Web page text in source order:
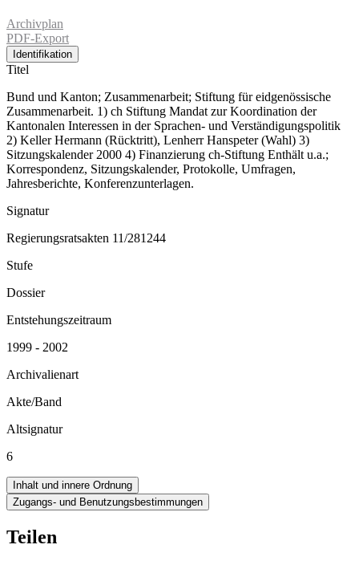
Archivplan
PDF-Export
Identifikation
Titel
Bund und Kanton; Zusammenarbeit; Stiftung für eidgenössische
Zusammenarbeit. 1) ch Stiftung Mandat zur Koordination der
Kantonalen Interessen in der Sprachen- und Verständigungspolitik
2) Keller Hermann (Rücktritt), Lenherr Hanspeter (Wahl) 3)
Sitzungskalender 2000 4) Finanzierung ch-Stiftung Enthält u.a.;
Korrespondenz, Sitzungskalender, Protokolle, Umfragen,
Jahresberichte, Konferenzunterlagen.
Signatur
Regierungsratsakten 11/281244
Stufe
Dossier
Entstehungszeitraum
1999 - 2002
Archivalienart
Akte/Band
Altsignatur
6
Inhalt und innere Ordnung
Zugangs- und Benutzungsbestimmungen
Teilen